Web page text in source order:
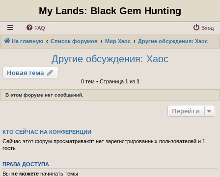
My Lands: Black Gem Hunting
FAQ Вход
На главную Список форумов Мир Хаос Другие обсуждения: Хаос
Другие обсуждения: Хаос
Новая тема
0 тем • Страница 1из 1
В этом форуме нет сообщений.
Перейти
КТО СЕЙЧАС НА КОНФЕРЕНЦИИ
Сейчас этот форум просматривают: нет зарегистрированных пользователей и 1
гость
ПРАВА ДОСТУПА
Вы не можете начинать темы